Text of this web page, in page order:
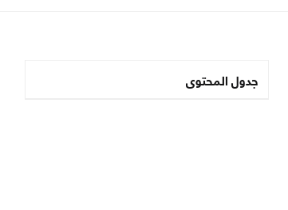
جدول المحتوى